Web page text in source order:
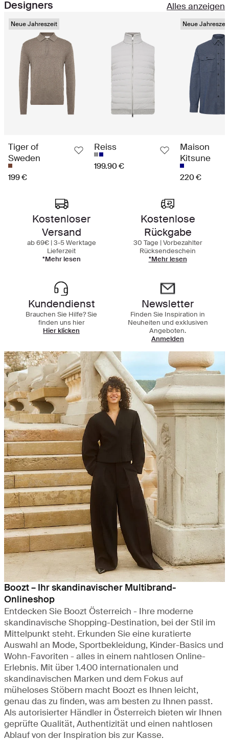
Designers Alles anzeigen
Neue Jahreszeit
Tiger of
Sweden
199 €
Reiss
199.90 €
Neue Jahreszeit
Maison
Kitsune
220 €
Kostenloser
Versand
ab 69€ | 3-5 Werktage
Lieferzeit
*Mehr lesen
Kostenlose
Rückgabe
30 Tage | Vorbezahlter
Rücksendeschein
*Mehr lesen
Kundendienst
Brauchen Sie Hilfe? Sie
finden uns hier
Hier klicken
Newsletter
Finden Sie Inspiration in
Neuheiten und exklusiven
Angeboten.
Anmelden
Boozt – Ihr skandinavischer Multibrand-
Onlineshop
Entdecken Sie Boozt Österreich - Ihre moderne
skandinavische Shopping-Destination, bei der Stil im
Mittelpunkt steht. Erkunden Sie eine kuratierte
Auswahl an Mode, Sportbekleidung, Kinder-Basics und
Wohn-Favoriten - alles in einem nahtlosen Online-
Erlebnis. Mit über 1.400 internationalen und
skandinavischen Marken und dem Fokus auf
müheloses Stöbern macht Boozt es Ihnen leicht,
genau das zu finden, was am besten zu Ihnen passt.
Als autorisierter Händler in Österreich bieten wir Ihnen
geprüfte Qualität, Authentizität und einen nahtlosen
Ablauf von der Inspiration bis zur Kasse.